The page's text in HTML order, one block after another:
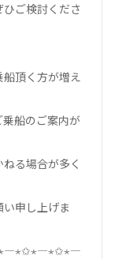
ご検討くださ
頂く方が増え
船のご案内が
る場合が多く
申し上げま